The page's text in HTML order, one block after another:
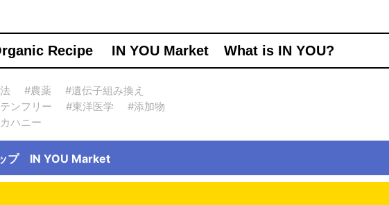
Recipe IN YOU Market What is IN YOU?
#農薬
#遺伝子組み換え
ンフリー
#東洋医学
#添加物
ハニー
ップ IN YOU Market